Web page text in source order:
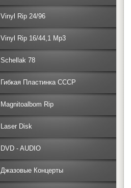
Vinyl Rip 24/96
Vinyl Rip 16/44,1 Mp3
Schellak 78
Гибкая Пластинка СССР
Magnitoalbom Rip
Laser Disk
DVD - AUDIO
Джазовые Концерты